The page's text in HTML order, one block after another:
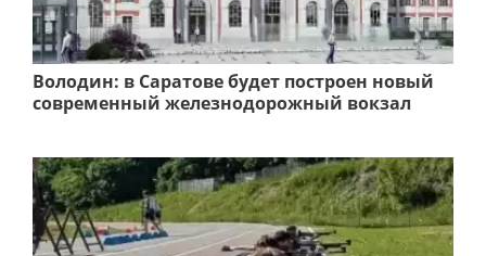
Володин: в Саратове будет построен новый
современный железнодорожный вокзал